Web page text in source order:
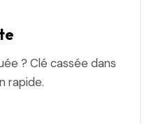
? Clé cassée dans
rapide.